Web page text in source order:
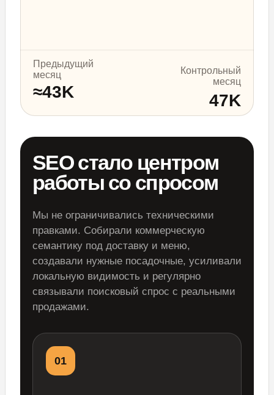
Предыдущий
месяц
≈43K
Контрольный
месяц
47K
SEO стало центром
работы со спросом
Мы не ограничивались техническими
правками. Собирали коммерческую
семантику под доставку и меню,
создавали нужные посадочные, усиливали
локальную видимость и регулярно
связывали поисковый спрос с реальными
продажами.
01